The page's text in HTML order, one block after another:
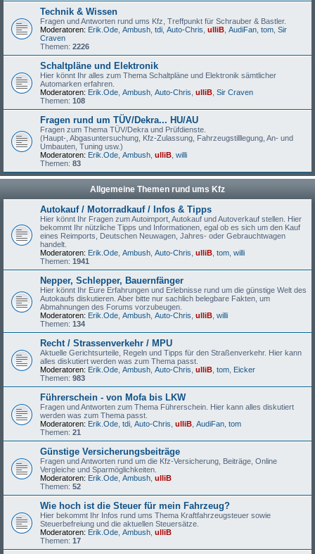
Technik & Wissen
Fragen und Antworten rund ums Kfz, Treffpunkt für Schrauber & Bastler.
Moderatoren: Erik.Ode Ambush tdi Auto-Chris ulliB AudiFan tom Sir
Craven
Themen: 2226
Schaltpläne und Elektronik
Hier könnt Ihr alles zum Thema Schaltpläne und Elektronik sämtlicher
Automarken erfahren.
Moderatoren: Erik.Ode Ambush Auto-Chris ulliB Sir Craven
Themen: 108
Fragen rund um TÜV/Dekra... HU/AU
Fragen zum Thema TÜV/Dekra und Prüfdienste.
(Haupt-, Abgasuntersuchung, Kfz-Zulassung, Fahrzeugstilllegung, An- und
Umbauten, Tuning usw.)
Moderatoren: Erik.Ode Ambush ulliB willi
Themen: 83
Allgemeine Themen rund ums Kfz
Autokauf / Motorradkauf / Infos & Tipps
Hier könnt Ihr Fragen zum Autoimport, Autokauf und Autoverkauf stellen. Hier
bekommt Ihr nützliche Tipps und Informationen, egal ob es sich um den Kauf
eines Reimports, Deutschen Neuwagen, Jahres- oder Gebrauchtwagen
handelt.
Moderatoren: Erik.Ode Ambush Auto-Chris ulliB tom willi
Themen: 1941
Nepper, Schlepper, Bauernfänger
Hier könnt Ihr Eure Erfahrungen und Erlebnisse rund um die günstige Welt des
Autokaufs diskutieren. Aber bitte nur sachlich belegbare Fakten, um
Abmahnungen des Forums vorzubeugen.
Moderatoren: Erik.Ode Ambush Auto-Chris ulliB willi
Themen: 134
Recht / Strassenverkehr / MPU
Aktuelle Gerichtsurteile, Regeln und Tipps für den Straßenverkehr. Hier kann
alles diskutiert werden was zum Thema passt.
Moderatoren: Erik.Ode Ambush Auto-Chris ulliB tom Eicker
Themen: 983
Führerschein - von Mofa bis LKW
Fragen und Antworten zum Thema Führerschein. Hier kann alles diskutiert
werden was zum Thema passt.
Moderatoren: Erik.Ode tdi Auto-Chris ulliB AudiFan tom
Themen: 21
Günstige Versicherungsbeiträge
Fragen und Antworten rund um die Kfz-Versicherung, Beiträge, Online
Vergleiche und Sparmöglichkeiten.
Moderatoren: Erik.Ode Ambush ulliB
Themen: 52
Wie hoch ist die Steuer für mein Fahrzeug?
Hier bekommt Ihr Infos rund ums Thema Kraftfahrzeugsteuer sowie
Steuerbefreiung und die aktuellen Steuersätze.
Moderatoren: Erik.Ode Ambush ulliB
Themen: 17